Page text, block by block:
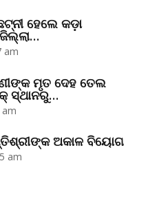
ହେଲେ କଡ଼ା
ଜିଲ୍ଲା…
am
ମୃତ ଦେହ ତେଲ
ସ୍ଥାନରୁ…
ଅକାଳ ବିୟୋଗ
am